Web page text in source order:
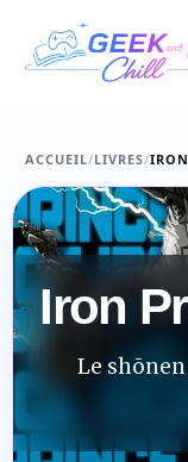
ACCUEIL/LIVRES/
Iron
Le